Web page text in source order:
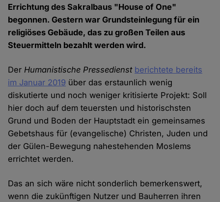
Errichtung des Sakralbaus "House of One"
begonnen. Gestern war Grundsteinlegung für ein
religiöses Gebäude, das zu großen Teilen aus
Steuermitteln bezahlt werden wird.
DerHumanistische Pressedienst berichtete bereits
im Januar 2019 über das erstaunlich wenig
diskutierte und noch weniger kritisierte Projekt: Soll
hier doch auf dem teuersten und historischsten
Grund und Boden der Hauptstadt ein gemeinsames
Gebetshaus für (evangelische) Christen, Juden und
der Gülen-Bewegung nahestehenden Moslems
errichtet werden.
Das an sich wäre nicht sonderlich bemerkenswert,
wenn die zukünftigen Nutzer und Bauherren ihren